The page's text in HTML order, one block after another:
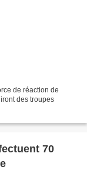
de réaction de
des troupes
70